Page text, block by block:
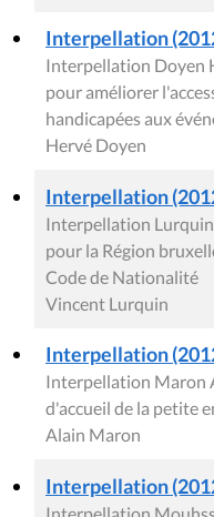
Interpellation
Interpellation Doyen
pour améliorer
handicapées aux
Hervé Doyen
Interpellation
Interpellation Lurquin
pour la Région
Code de Nationalité
Vincent Lurquin
Interpellation
Interpellation Maron
d'accueil de la petite
Alain Maron
Interpellation